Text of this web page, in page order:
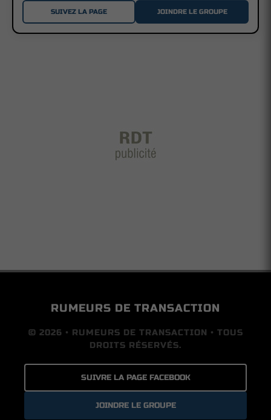
SUIVEZ LA PAGE JOINDRE LE GROUPE
RUMEURS DE TRANSACTION
© 2026 • RUMEURS DE TRANSACTION • TOUS
DROITS RÉSERVÉS.
SUIVRE LA PAGE FACEBOOK
JOINDRE LE GROUPE